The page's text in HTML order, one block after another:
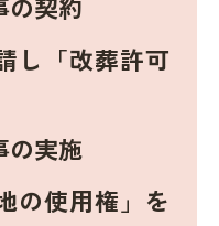
し「改葬許可
の実施
の使用権」を